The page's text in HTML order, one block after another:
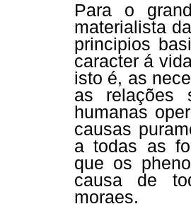
Para o
materialista
principios
caracter á
isto é, as
as relações
humanas
causas
a todas as
que os
causa de
moraes.